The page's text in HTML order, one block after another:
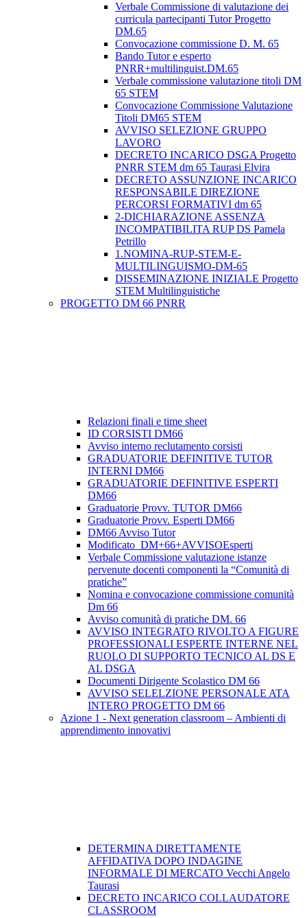
Verbale Commissione di valutazione dei
curricula partecipanti Tutor Progetto
DM.65
Convocazione commissione D. M. 65
Bando Tutor e esperto
PNRR+multilinguist.DM.65
Verbale commissione valutazione titoli DM
65 STEM
Convocazione Commissione Valutazione
Titoli DM65 STEM
AVVISO SELEZIONE GRUPPO
LAVORO
DECRETO INCARICO DSGA Progetto
PNRR STEM dm 65 Taurasi Elvira
DECRETO ASSUNZIONE INCARICO
RESPONSABILE DIREZIONE
PERCORSI FORMATIVI dm 65
2-DICHIARAZIONE ASSENZA
INCOMPATIBILITA RUP DS Pamela
Petrillo
1.NOMINA-RUP-STEM-E-
MULTILINGUISMO-DM-65
DISSEMINAZIONE INIZIALE Progetto
STEM Multilinguistiche
PROGETTO DM 66 PNRR
Relazioni finali e time sheet
ID CORSISTI DM66
Avviso interno reclutamento corsisti
GRADUATORIE DEFINITIVE TUTOR
INTERNI DM66
GRADUATORIE DEFINITIVE ESPERTI
DM66
Graduatorie Provv. TUTOR DM66
Graduatorie Provv. Esperti DM66
DM66 Avviso Tutor
Modificato_DM+66+AVVISOEsperti
Verbale Commissione valutazione istanze
pervenute docenti componenti la “Comunità di
pratiche”
Nomina e convocazione commissione comunità
Dm 66
Avviso comunità di pratiche DM. 66
AVVISO INTEGRATO RIVOLTO A FIGURE
PROFESSIONALI ESPERTE INTERNE NEL
RUOLO DI SUPPORTO TECNICO AL DS E
AL DSGA
Documenti Dirigente Scolastico DM 66
AVVISO SELELZIONE PERSONALE ATA
INTERO PROGETTO DM 66
Azione 1 - Next generation classroom – Ambienti di
apprendimento innovativi
DETERMINA DIRETTAMENTE
AFFIDATIVA DOPO INDAGINE
INFORMALE DI MERCATO Vecchi Angelo
Taurasi
DECRETO INCARICO COLLAUDATORE
CLASSROOM